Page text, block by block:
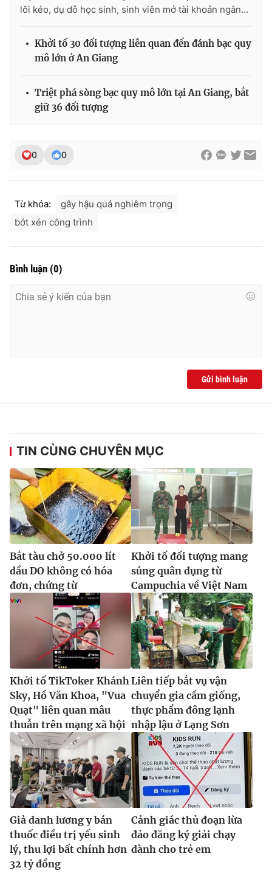
Ðiện thoại Thời báo VTV:024.66 897 897
Liên hệ quảng cáo:024-7300.7108
® Cấm sao chép dưới mọi hình thức nếu không có sự chấp
thuận bằng văn bản. Ghi rõ nguồn VTV.vn khi phát hành lại
lôi kéo, dụ dỗ học sinh, sinh viên mở tài khoản ngân...
Khởi tố 30 đối tượng liên quan đến đánh bạc quy
mô lớn ở An Giang
Triệt phá sòng bạc quy mô lớn tại An Giang, bắt
giữ 36 đối tượng
0 0
Từ khóa:
gây hậu quả nghiêm trọng
bớt xén công trình
Bình luận (0)
Gửi bình luận
TIN CÙNG CHUYÊN MỤC
Bắt tàu chở 50.000 lít
dầu DO không có hóa
đơn, chứng từ
Khởi tố đối tượng mang
súng quân dụng từ
Campuchia về Việt Nam
Khởi tố TikToker Khánh
Sky, Hồ Văn Khoa, "Vua
Quạt" liên quan mâu
thuẫn trên mạng xã hội
Liên tiếp bắt vụ vận
chuyển gia cầm giống,
thực phẩm đông lạnh
nhập lậu ở Lạng Sơn
Giả danh lương y bán
thuốc điều trị yếu sinh
lý, thu lợi bất chính hơn
32 tỷ đồng
Cảnh giác thủ đoạn lừa
đảo đăng ký giải chạy
dành cho trẻ em